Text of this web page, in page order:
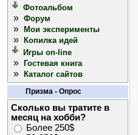
Фотоальбом
» Форум
» Мои эксперименты
»
Копилка идей
Игры on-line
» Гостевая книга
» Каталог сайтов
Призма - Опрос
Сколько вы тратите в
месяц на хобби?
Более 250$